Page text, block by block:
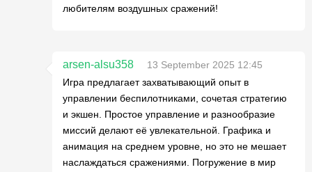
любителям воздушных сражений!
arsen-alsu358
13 September 2025 12:45
Игра предлагает захватывающий опыт в
управлении беспилотниками, сочетая стратегию
и экшен. Простое управление и разнообразие
миссий делают её увлекательной. Графика и
анимация на среднем уровне, но это не мешает
наслаждаться сражениями. Погружение в мир